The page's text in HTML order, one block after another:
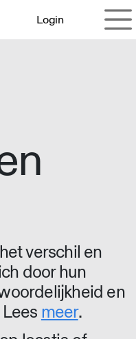
Login
verschil en
door hun
en
meer.